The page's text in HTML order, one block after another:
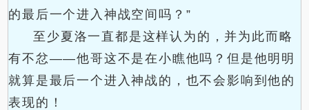
的最后一个进入神战空间吗？”
至少夏洛一直都是这样认为的，并为此而略
有不忿——他哥这不是在小瞧他吗？但是他明明
就算是最后一个进入神战的，也不会影响到他的
表现的！